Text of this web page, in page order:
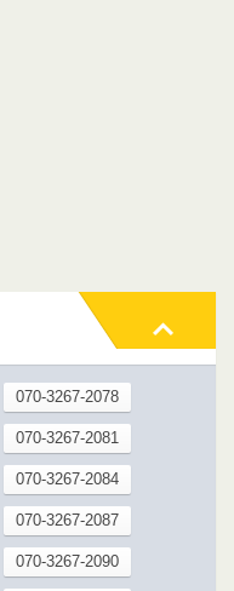
070-3267-2078
070-3267-2081
070-3267-2084
070-3267-2087
070-3267-2090